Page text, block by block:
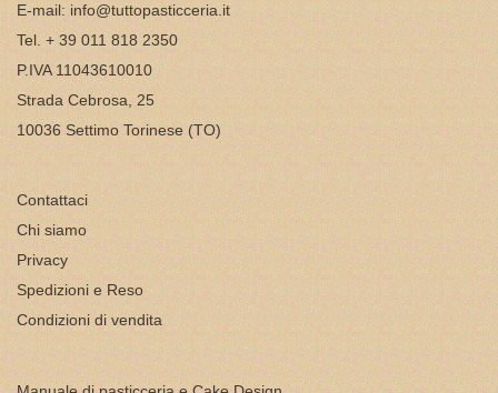
E-mail: info@tuttopasticceria.it
Tel. + 39 011 818 2350
P.IVA 11043610010
Strada Cebrosa, 25
10036 Settimo Torinese (TO)
Contattaci
Chi siamo
Privacy
Spedizioni e Reso
Condizioni di vendita